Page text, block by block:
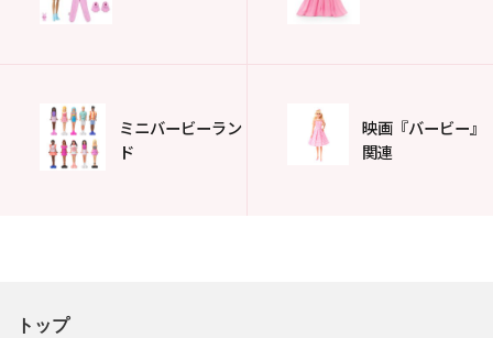
ミニバービーラン
ド
映画『バービー』
関連
トップ